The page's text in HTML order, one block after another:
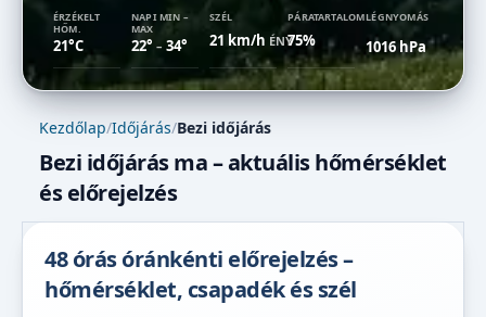
ÉRZÉKELT
HŐM.
21°C
NAPI MIN –
MAX
22° –34°
SZÉL
21 km/h ÉNY
PÁRATARTALOM
75%
LÉGNYOMÁS
1016 hPa
Kezdőlap/Időjárás/Bezi időjárás
Bezi időjárás ma – aktuális hőmérséklet
és előrejelzés
48 órás óránkénti előrejelzés –
hőmérséklet, csapadék és szél